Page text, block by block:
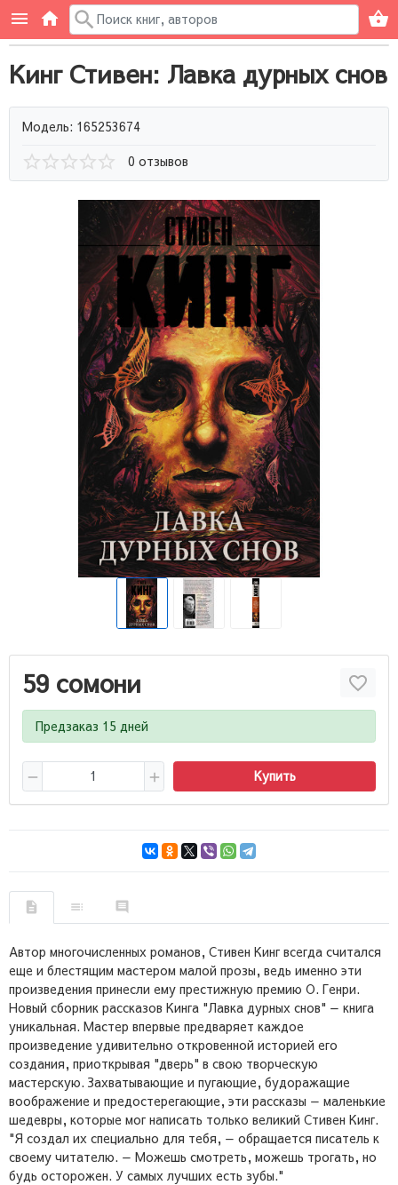
Кинг Стивен: Лавка дурных снов
Модель: 165253674
0 отзывов
59 сомони
Предзаказ 15 дней
Купить
Автор многочисленных романов, Стивен Кинг всегда считался
еще и блестящим мастером малой прозы, ведь именно эти
произведения принесли ему престижную премию О. Генри.
Новый сборник рассказов Кинга "Лавка дурных снов" — книга
уникальная. Мастер впервые предваряет каждое
произведение удивительно откровенной историей его
создания, приоткрывая "дверь" в свою творческую
мастерскую. Захватывающие и пугающие, будоражащие
воображение и предостерегающие, эти рассказы — маленькие
шедевры, которые мог написать только великий Стивен Кинг.
"Я создал их специально для тебя, — обращается писатель к
своему читателю. — Можешь смотреть, можешь трогать, но
будь осторожен. У самых лучших есть зубы."